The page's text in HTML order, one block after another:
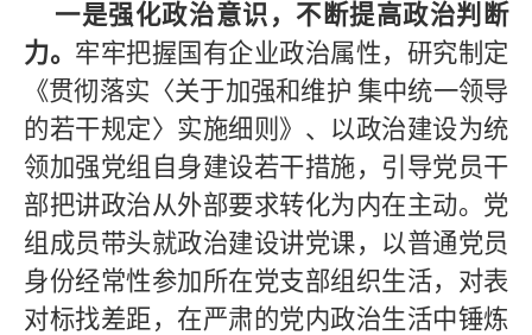
一是强化政治意识，不断提高政治判断
力。 牢牢把握国有企业政治属性，研究制定
《贯彻落实〈关于加强和维护 集中统一领导
的若干规定〉实施细则》、以政治建设为统
领加强党组自身建设若干措施，引导党员干
部把讲政治从外部要求转化为内在主动。党
组成员带头就政治建设讲党课，以普通党员
身份经常性参加所在党支部组织生活，对表
对标找差距，在严肃的党内政治生活中锤炼